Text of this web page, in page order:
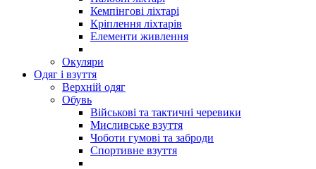
Кемпінгові ліхтарі
Кріплення ліхтарів
Елементи живлення
Окуляри
Одяг і взуття
Верхній одяг
Обувь
Військові та тактичні черевики
Мисливське взуття
Чоботи гумові та заброди
Спортивне взуття